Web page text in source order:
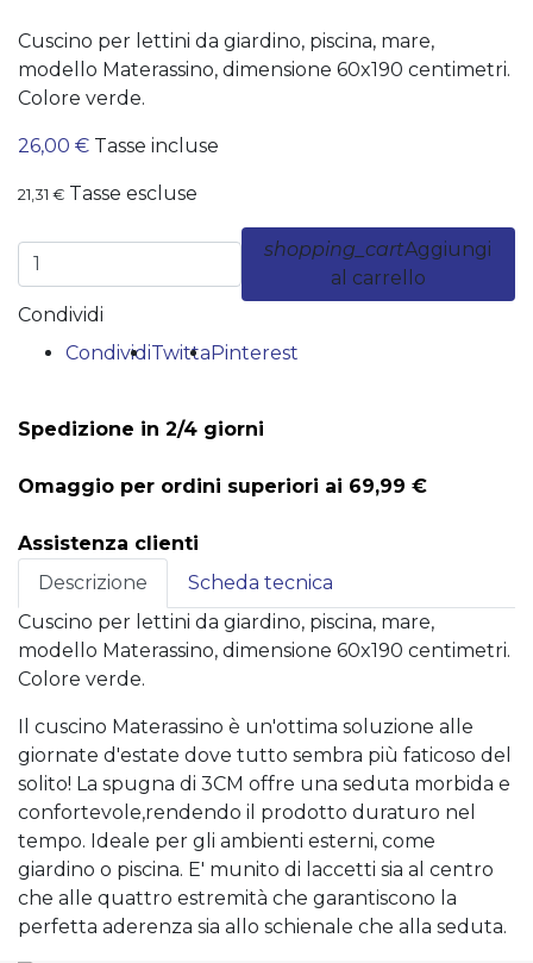
Cuscino per lettini da giardino, piscina, mare,
modello Materassino, dimensione 60x190 centimetri.
Colore verde.
26,00 € Tasse incluse
21,31 € Tasse escluse
shopping_cartAggiungi
al carrello
Condividi
CondividiTwittaPinterest
Spedizione in 2/4 giorni
Omaggio per ordini superiori ai 69,99 €
Assistenza clienti
Descrizione
Scheda tecnica
Cuscino per lettini da giardino, piscina, mare,
modello Materassino, dimensione 60x190 centimetri.
Colore verde.
Il cuscino Materassino è un'ottima soluzione alle
giornate d'estate dove tutto sembra più faticoso del
solito! La spugna di 3CM offre una seduta morbida e
confortevole,rendendo il prodotto duraturo nel
tempo. Ideale per gli ambienti esterni, come
giardino o piscina. E' munito di laccetti sia al centro
che alle quattro estremità che garantiscono la
perfetta aderenza sia allo schienale che alla seduta.